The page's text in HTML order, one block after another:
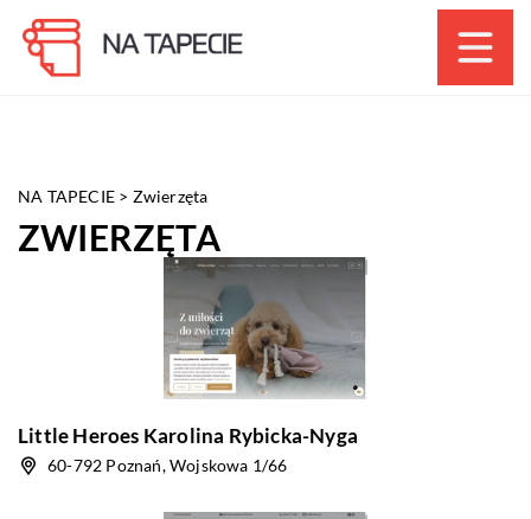
NA TAPECIE > Zwierzęta
ZWIERZĘTA
Little Heroes Karolina Rybicka-Nyga
60-792 Poznań, Wojskowa 1/66